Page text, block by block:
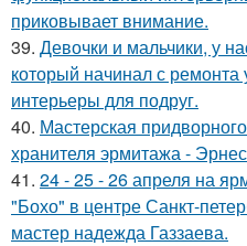
приковывает внимание.
39. Девочки и мальчики, у
который начинал с ремонта
интерьеры для подруг.
40. Мастерская
хранителя эрмитажа -
41. 24 - 25 - 26 апреля на
"Бохо" в центре Санкт-
мастер надежда Газзаева.